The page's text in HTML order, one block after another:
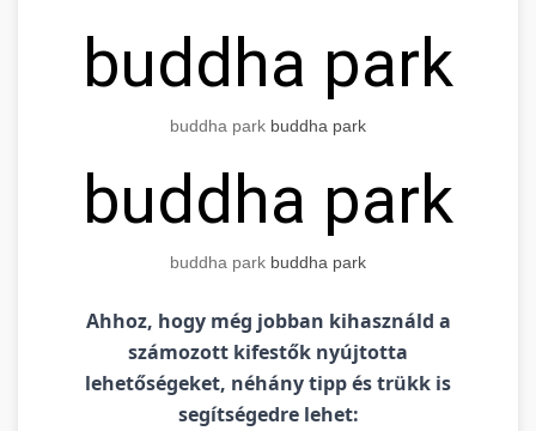
buddha park
buddha park buddha park
buddha park
buddha park buddha park
Ahhoz, hogy még jobban kihasználd a
számozott kifestők nyújtotta
lehetőségeket, néhány tipp és trükk is
segítségedre lehet: